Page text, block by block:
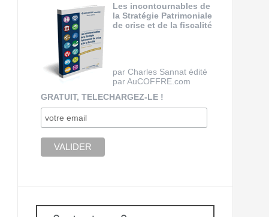
Les incontournables de
la Stratégie Patrimoniale
de crise et de la fiscalité
par Charles Sannat édité
par AuCOFFRE.com
GRATUIT, TELECHARGEZ-LE !